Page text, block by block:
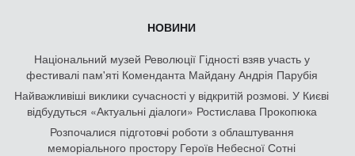
НОВИНИ
Національний музей Революції Гідності взяв участь у
фестивалі пам'яті Коменданта Майдану Андрія Парубія
Найважливіші виклики сучасності у відкритій розмові. У Києві
відбудуться «Актуальні діалоги» Ростислава Прокопюка
Розпочалися підготовчі роботи з облаштування
меморіального простору Героїв Небесної Сотні